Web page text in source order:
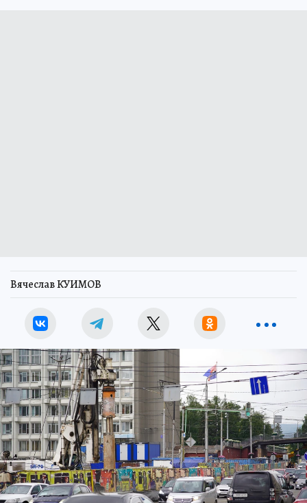
Вячеслав КУИМОВ